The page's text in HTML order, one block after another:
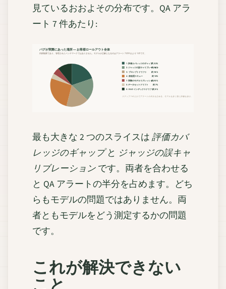
見ているおおよその分布です。QA アラ
ート 7 件あたり:
バグが実際にあった場所 — お客様ロールアウト全体
内部観察であり、管理されたベンチマークではありません。モデルが正解となるのはアラート 7 件中およそ 1 件です。
1. 評価カバレッジのギャップ約 32%
2. ジャッジの誤キャリブレーション
約 18%
3. プロンプトドリフト
約 16%
4. 前処理スキュー
約 12%
7. 実際のモデルリグレッション約 10%
5. データセットドリフト
約 7%
6. RAG インデックスドリフト約 5%
ステップ 1+2 だけでアラートの半分を占める。モデルを歩く前に評価を歩け。
最も大きな 2 つのスライスは 評価カバ
レッジのギャップと ジャッジの誤キャ
リブレーション です。両者を合わせる
と QA アラートの半分を占めます。どち
らもモデルの問題ではありません。両
者ともモデルをどう測定するかの問題
です。
これが解決できない